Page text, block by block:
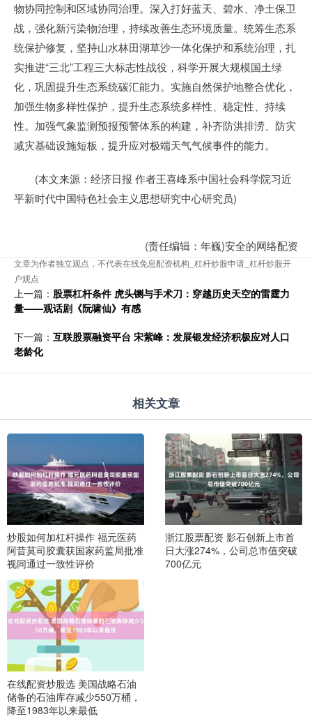
物协同控制和区域协同治理。深入打好蓝天、碧水、净土保卫
战，强化新污染物治理，持续改善生态环境质量。统筹生态系
统保护修复，坚持山水林田湖草沙一体化保护和系统治理，扎
实推进“三北”工程三大标志性战役，科学开展大规模国土绿
化，巩固提升生态系统碳汇能力。实施自然保护地整合优化，
加强生物多样性保护，提升生态系统多样性、稳定性、持续
性。加强气象监测预报预警体系的构建，补齐防洪排涝、防灾
减灾基础设施短板，提升应对极端天气气候事件的能力。
(本文来源：经济日报 作者王喜峰系中国社会科学院习近
平新时代中国特色社会主义思想研究中心研究员)
(责任编辑：年巍)安全的网络配资
文章为作者独立观点，不代表在线免息配资机构_杠杆炒股申请_杠杆炒股开
户观点
上一篇： 股票杠杆条件 虎头铡与手术刀：穿越历史天空的雷霆力
量——观话剧《阮啸仙》有感
下一篇： 互联股票融资平台 宋紫峰：发展银发经济积极应对人口
老龄化
相关文章
炒股如何加杠杆操作 福元医药
阿昔莫司胶囊获国家药监局批准
视同通过一致性评价
浙江股票配资 影石创新上市首
日大涨274%，公司总市值突破
700亿元
在线配资炒股选 美国战略石油
储备的石油库存减少550万桶，
降至1983年以来最低